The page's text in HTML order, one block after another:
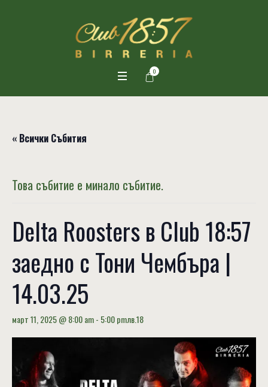
0
« Всички Събития
Това събитие е минало събитие.
Delta Roosters в Club 18:57
заедно с Тони Чембъра |
14.03.25
март 11, 2025 @ 8:00 am- 5:00 pmлв.18